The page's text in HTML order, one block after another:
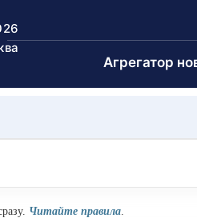
Агрегатор
Читайте правила.